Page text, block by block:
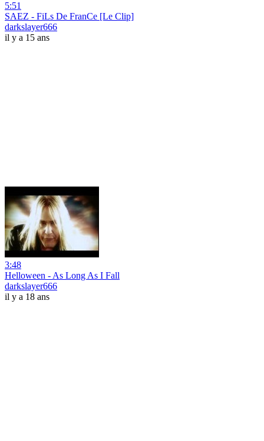
5:51
SAEZ - FiLs De FranCe [Le Clip]
darkslayer666
il y a 15 ans
3:48
Helloween - As Long As I Fall
darkslayer666
il y a 18 ans